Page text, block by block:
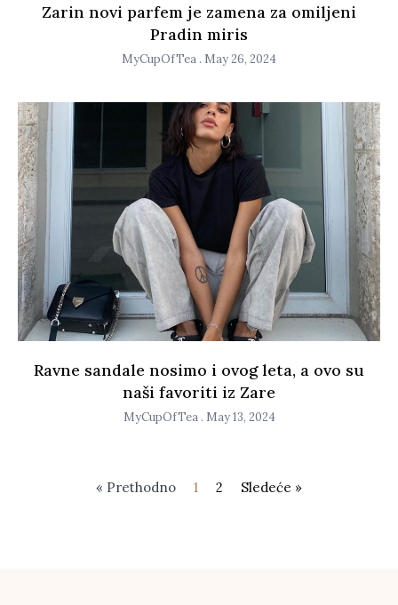
Zarin novi parfem je zamena za omiljeni
Pradin miris
MyCupOfTea May 26, 2024
Ravne sandale nosimo i ovog leta, a ovo su
naši favoriti iz Zare
MyCupOfTea May 13, 2024
« Prethodno 1 2 Sledeće »